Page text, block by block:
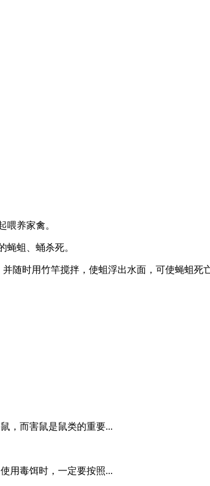
养家禽。
蛆、蛹杀死。
时用竹竿搅拌，使蛆浮出水面，可使蝇蛆死
，而害鼠是鼠类的重要...
用毒饵时，一定要按照...